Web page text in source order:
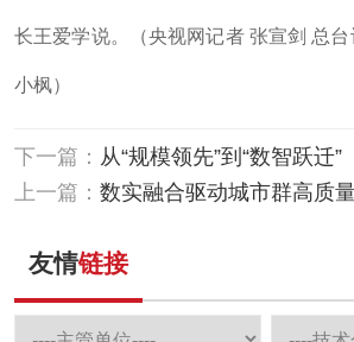
长王爱学说。（央视网记者 张宣剑 总
小枫）
下一篇： 从“规模领先”到“数智跃迁”
上一篇： 数实融合驱动城市群高质
友情链接